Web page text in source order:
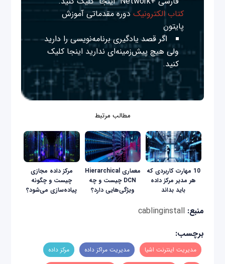
کتاب الکترونیک دوره مقدماتی آموزش
پایتون
اگر قصد یادگیری برنامه‌نویسی را دارید
ولی هیچ پیش‌زمینه‌ای نداریداینجا کلیک
کنید.
مطالب مرتبط
10 مهارت کاربردی که
هر مدیر مرکز داده
باید بداند
معماری Hierarchical
DCN چیست و چه
ویژگی‌هایی دارد؟
مرکز داده مجازی
چیست و چگونه
پیاده‌سازی می‌شود؟
منبع:cablinginstall
برچسب:
مدیریت اینترنت اشیا مدیریت مراکز داده مرکز داده